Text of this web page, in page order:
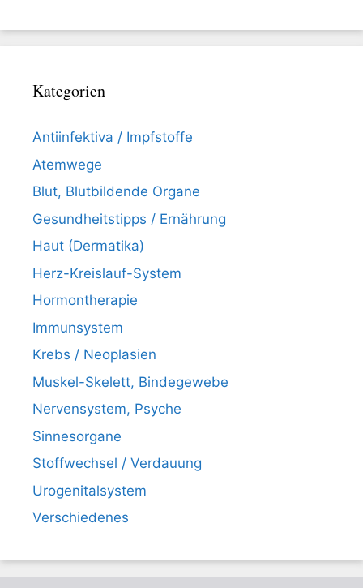
Kategorien
Antiinfektiva / Impfstoffe
Atemwege
Blut, Blutbildende Organe
Gesundheitstipps / Ernährung
Haut (Dermatika)
Herz-Kreislauf-System
Hormontherapie
Immunsystem
Krebs / Neoplasien
Muskel-Skelett, Bindegewebe
Nervensystem, Psyche
Sinnesorgane
Stoffwechsel / Verdauung
Urogenitalsystem
Verschiedenes